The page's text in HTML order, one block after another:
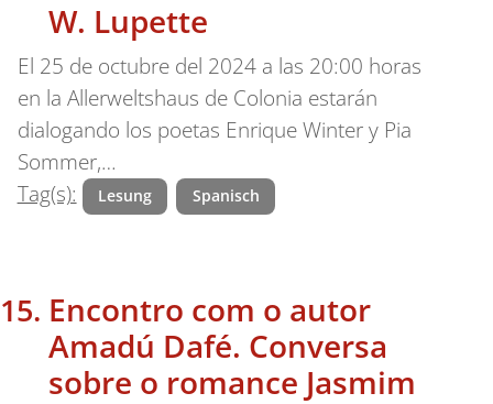
W. Lupette
El 25 de octubre del 2024 a las 20:00 horas
en la Allerweltshaus de Colonia estarán
dialogando los poetas Enrique Winter y Pia
Sommer,…
Tag(s):
Lesung Spanisch
Encontro com o autor
Amadú Dafé. Conversa
sobre o romance Jasmim